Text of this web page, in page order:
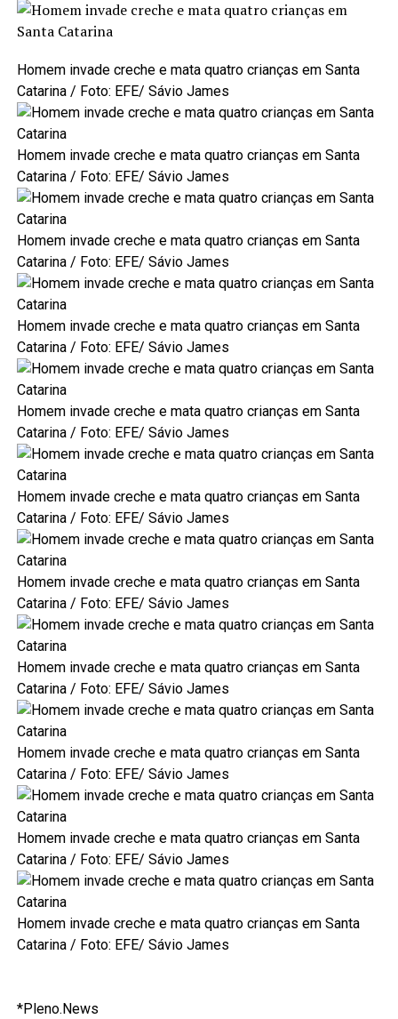
Homem invade creche e mata quatro crianças em Santa
Catarina/ Foto: EFE/ Sávio James
Homem invade creche e mata quatro crianças em Santa
Catarina/ Foto: EFE/ Sávio James
Homem invade creche e mata quatro crianças em Santa
Catarina/ Foto: EFE/ Sávio James
Homem invade creche e mata quatro crianças em Santa
Catarina/ Foto: EFE/ Sávio James
Homem invade creche e mata quatro crianças em Santa
Catarina/ Foto: EFE/ Sávio James
Homem invade creche e mata quatro crianças em Santa
Catarina/ Foto: EFE/ Sávio James
Homem invade creche e mata quatro crianças em Santa
Catarina/ Foto: EFE/ Sávio James
Homem invade creche e mata quatro crianças em Santa
Catarina/ Foto: EFE/ Sávio James
Homem invade creche e mata quatro crianças em Santa
Catarina/ Foto: EFE/ Sávio James
Homem invade creche e mata quatro crianças em Santa
Catarina/ Foto: EFE/ Sávio James
Homem invade creche e mata quatro crianças em Santa
Catarina/ Foto: EFE/ Sávio James
*Pleno.News